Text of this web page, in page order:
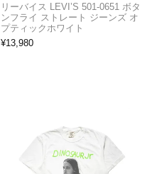
リーバイス LEVI’S 501-0651 ボタ
ンフライ ストレート ジーンズ オ
プティックホワイト
¥13,980